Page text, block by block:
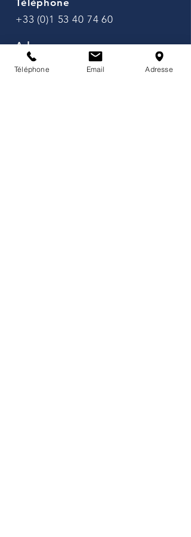
Téléphone
+33 (0)1 53 40 74 60
Adresse
141 avenue de Wagram, 75017
Téléphone Email Adresse